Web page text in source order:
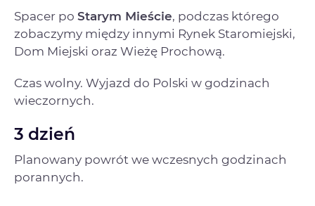
Spacer po Starym Mieście, podczas którego
zobaczymy między innymi Rynek Staromiejski,
Dom Miejski oraz Wieżę Prochową.
Czas wolny. Wyjazd do Polski w godzinach
wieczornych.
3 dzień
Planowany powrót we wczesnych godzinach
porannych.